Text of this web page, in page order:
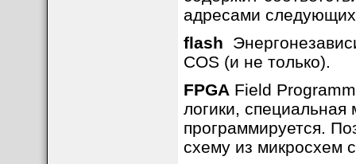
адресами
flash
COS (и не только).
FPGA Field
логики,
программируется.
схему из микросхем